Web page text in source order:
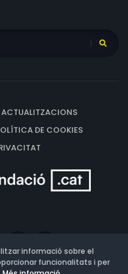
ACTUALITZACIONS
DE COOKIES
informació sobre el
funcionalitats i per